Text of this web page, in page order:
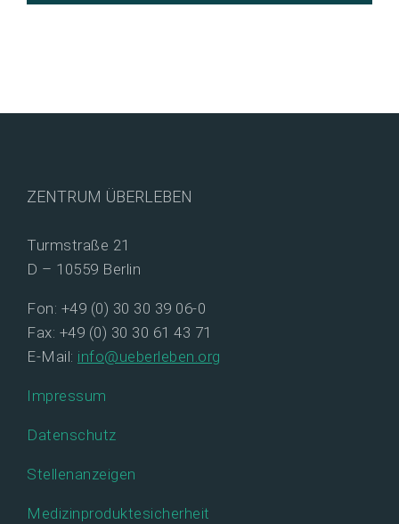
ZENTRUM ÜBERLEBEN
Turmstraße 21
D – 10559 Berlin
Fon: +49 (0) 30 30 39 06-0
Fax: +49 (0) 30 30 61 43 71
E-Mail: info@ueberleben.org
Impressum
Datenschutz
Stellenanzeigen
Medizinproduktesicherheit